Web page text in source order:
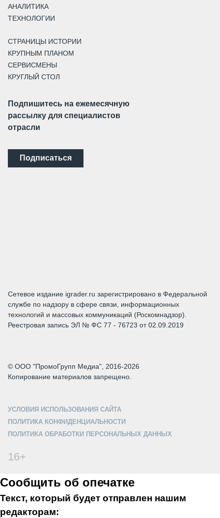
АНАЛИТИКА
ТЕХНОЛОГИИ
СТРАНИЦЫ ИСТОРИИ
КРУПНЫМ ПЛАНОМ
СЕРВИСМЕНЫ
КРУГЛЫЙ СТОЛ
Подпишитесь на ежемесячную
рассылку для специалистов
отрасли
Подписаться
Сетевое издание igrader.ru зарегистрировано в Федеральной
службе по надзору в сфере связи, информационных
технологий и массовых коммуникаций (Роскомнадзор).
Реестровая запись ЭЛ № ФС 77 - 76723 от 02.09.2019
© ООО "ПромоГрупп Медиа", 2016-2026
Копирование материалов запрещено.
УСЛОВИЯ ИСПОЛЬЗОВАНИЯ САЙТА
ПОЛИТИКА КОНФИДЕНЦИАЛЬНОСТИ
ПОЛИТИКА ОБРАБОТКИ ПЕРСОНАЛЬНЫХ ДАННЫХ
16+
Сообщить об опечатке
Текст, который будет отправлен нашим
редакторам: